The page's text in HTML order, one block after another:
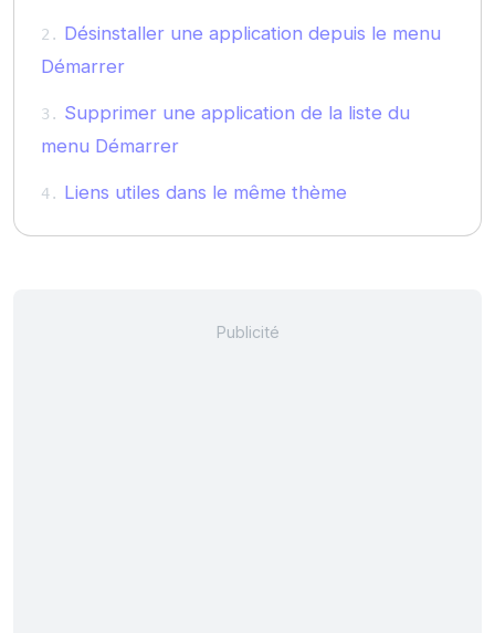
Désinstaller une application depuis le menu
Démarrer
Supprimer une application de la liste du
menu Démarrer
Liens utiles dans le même thème